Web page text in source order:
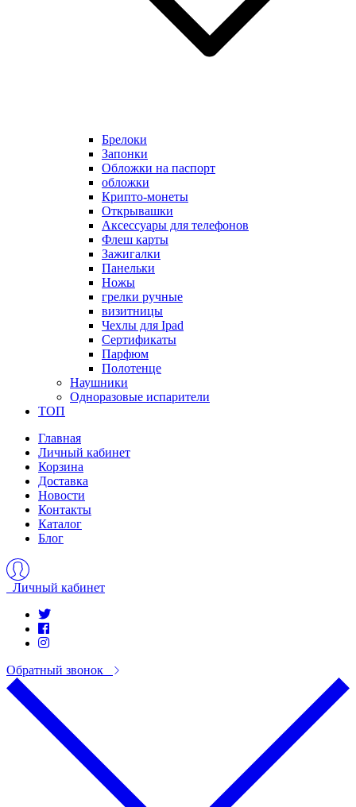
Брелоки
Запонки
Обложки на паспорт
обложки
Крипто-монеты
Открывашки
Аксессуары для телефонов
Флеш карты
Зажигалки
Панельки
Ножы
грелки ручные
визитницы
Чехлы для Ipad
Сертификаты
Парфюм
Полотенце
Наушники
Одноразовые испарители
ТОП
Главная
Личный кабинет
Корзина
Доставка
Новости
Контакты
Каталог
Блог
Личный кабинет
Обратный звонок